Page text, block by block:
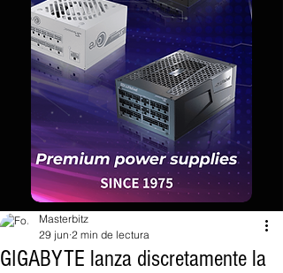
GIGABYTE lanza discretamente la
Masterbitz
29 jun 2 min de lectura